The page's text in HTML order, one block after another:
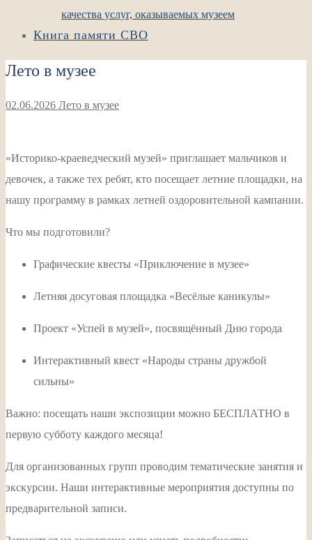
качества услуг, оказываемых музеем
Книга памяти СВО
Лето в музее
02.06.2026 Лето в музее
«Историко-краеведческий музей» приглашает мальчиков и
девочек, а также тех ребят, кто посещает летние площадки, на
нашу программу в рамках летней оздоровительной кампании.
Что мы подготовили?
Графические квесты «Приключение в музее»
Летняя досуговая площадка «Весёлые каникулы»
Проект «Успей в музей», посвящённый Дню города
Интерактивный квест «Народы страны дружбой
сильны»
Важно: посещать наши экспозиции можно БЕСПЛАТНО в
первую субботу каждого месяца!
Для организованных групп проводим тематические занятия и
экскурсии. Наши интерактивные мероприятия доступны по
предварительной записи.